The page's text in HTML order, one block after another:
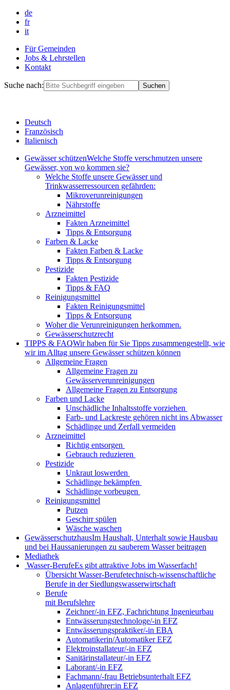
de
fr
it
Für Gemeinden
Jobs & Lehrstellen
Kontakt
Suche nach:
Deutsch
Französisch
Italienisch
Gewässer schützenWelche Stoffe verschmutzen unsere
Gewässer, von wo kommen sie?
Welche Stoffe unsere Gewässer und
Trinkwasserressourcen gefährden:
Mikroverunreinigungen
Nährstoffe
Arzneimittel
Fakten Arzneimittel
Tipps & Entsorgung
Farben & Lacke
Fakten Farben & Lacke
Tipps & Entsorgung
Pestizide
Fakten Pestizide
Tipps & FAQ
Reinigungsmittel
Fakten Reinigungsmittel
Tipps & Entsorgung
Woher die Verunreinigungen herkommen.
Gewässerschutzrecht
TIPPS & FAQWir haben für Sie Tipps zusammengestellt, wie
wir im Alltag unsere Gewässer schützen können
Allgemeine Fragen
Allgemeine Fragen zu
Gewässerverunreinigungen
Allgemeine Fragen zu Entsorgung
Farben und Lacke
Unschädliche Inhaltsstoffe vorziehen
Farb- und Lackreste gehören nicht ins Abwasser
Schädlinge und Zerfall vermeiden
Arzneimittel
Richtig entsorgen
Gebrauch reduzieren
Pestizide
Unkraut loswerden
Schädlinge bekämpfen
Schädlinge vorbeugen
Reinigungsmittel
Putzen
Geschirr spülen
Wäsche waschen
GewässerschutzhausIm Haushalt, Unterhalt sowie Hausbau
und bei Haussanierungen zu sauberem Wasser beitragen
Mediathek
Wasser-BerufeEs gibt attraktive Jobs im Wasserfach!
Übersicht Wasser-Berufetechnisch-wissenschaftliche
Berufe in der Siedlungswasserwirtschaft
Berufe
mit Berufslehre
Zeichner/-in EFZ, Fachrichtung Ingenieurbau
Entwässerungstechnologe/-in EFZ
Entwässerungspraktiker/-in EBA
Automatikerin/Automatiker EFZ
Elektroinstallateur/-in EFZ
Sanitärinstallateur/-in EFZ
Laborant/-in EFZ
Fachmann/-frau Betriebsunterhalt EFZ
Anlagenführer:in EFZ